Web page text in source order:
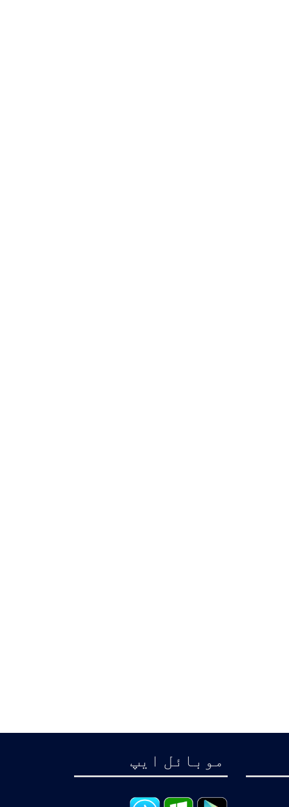
موبائل ايپ